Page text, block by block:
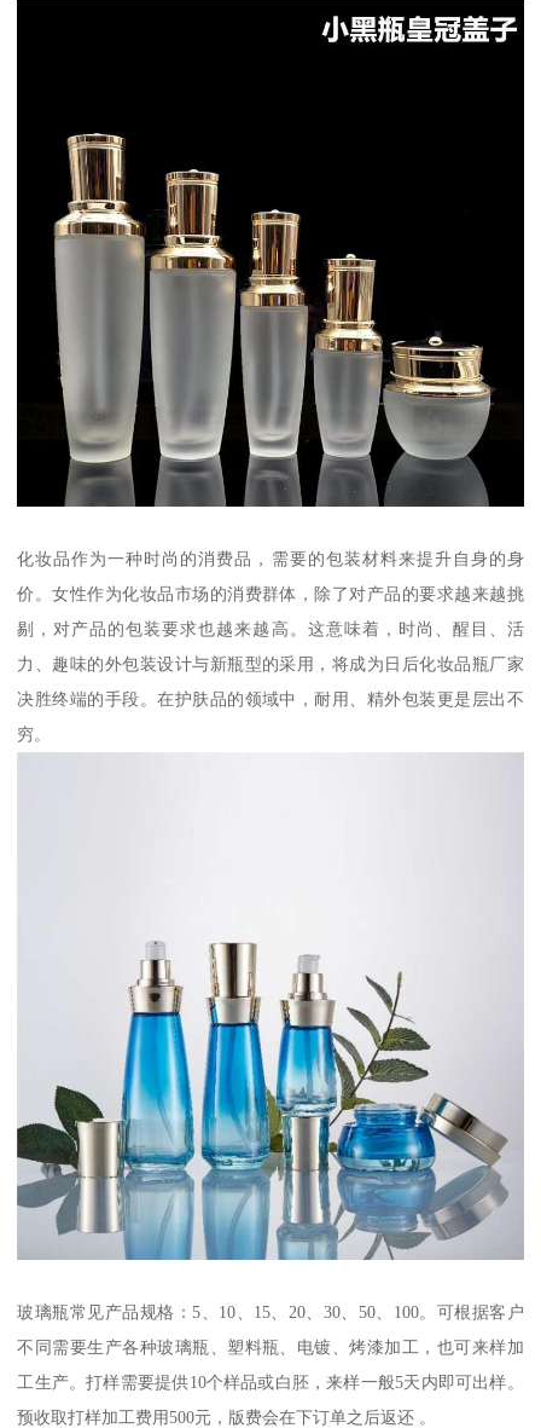
化妆品作为一种时尚的消费品，需要的包装材料来提升自身的身
价。女性作为化妆品市场的消费群体，除了对产品的要求越来越挑
剔，对产品的包装要求也越来越高。这意味着，时尚、醒目、活
力、趣味的外包装设计与新瓶型的采用，将成为日后化妆品瓶厂家
决胜终端的手段。在护肤品的领域中，耐用、精外包装更是层出不
穷。
玻璃瓶常见产品规格：5、10、15、20、30、50、100。可根据客户
不同需要生产各种玻璃瓶、塑料瓶、电镀、烤漆加工，也可来样加
工生产。打样需要提供10个样品或白胚，来样一般5天内即可出样。
预收取打样加工费用500元，版费会在下订单之后返还 。